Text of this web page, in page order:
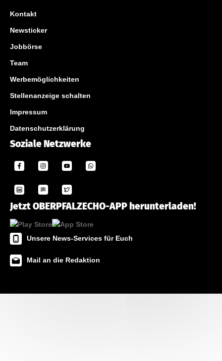
Kontakt
Newsticker
Jobbörse
Team
Werbemöglichkeiten
Stellenanzeige schalten
Impressum
Datenschutzerklärung
Soziale Netzwerke
Jetzt OBERPFALZECHO-APP herunterladen!
Unsere News-Services für Euch
Mail an die Redaktion